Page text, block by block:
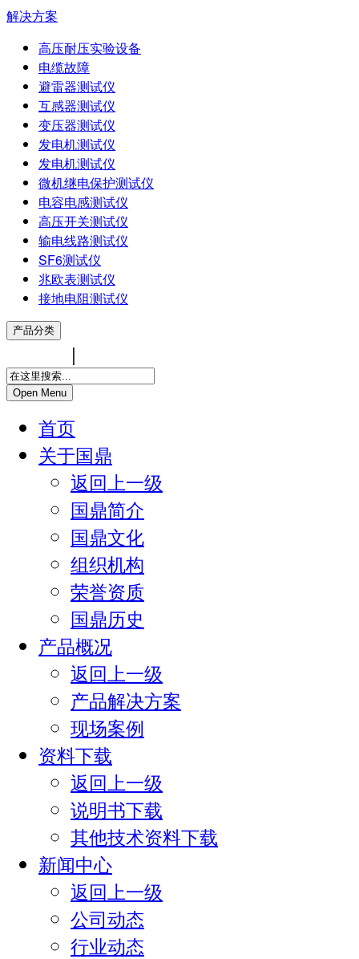
解决方案
高压耐压实验设备
电缆故障
避雷器测试仪
互感器测试仪
变压器测试仪
发电机测试仪
发电机测试仪
微机继电保护测试仪
电容电感测试仪
高压开关测试仪
输电线路测试仪
SF6测试仪
兆欧表测试仪
接地电阻测试仪
产品分类
|
Open Menu
首页
关于国鼎
返回上一级
国鼎简介
国鼎文化
组织机构
荣誉资质
国鼎历史
产品概况
返回上一级
产品解决方案
现场案例
资料下载
返回上一级
说明书下载
其他技术资料下载
新闻中心
返回上一级
公司动态
行业动态